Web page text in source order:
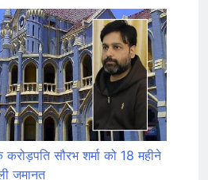
सौरभ शर्मा को 18 महीने
जमानत